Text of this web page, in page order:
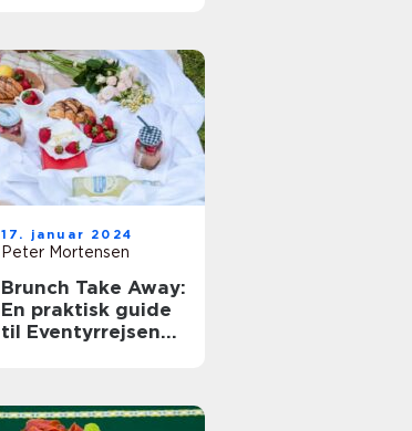
17. januar 2024
Peter Mortensen
Brunch Take Away:
En praktisk guide
til Eventyrrejsende